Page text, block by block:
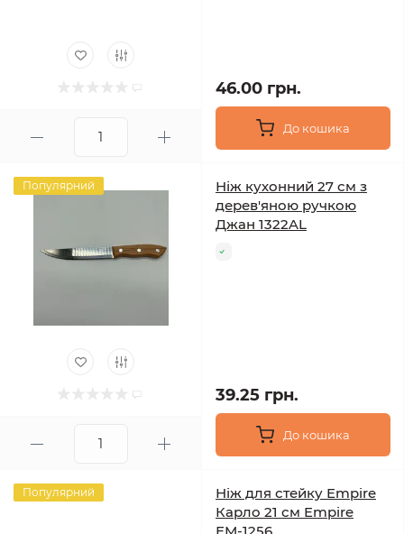
46.00 грн.
До кошика
Популярний
Ніж кухонний 27 см з
дерев'яною ручкою
Джан 1322AL
39.25 грн.
До кошика
Популярний
Ніж для стейку Empire
Карло 21 см Empire